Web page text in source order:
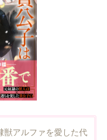
獣アルファを愛した代